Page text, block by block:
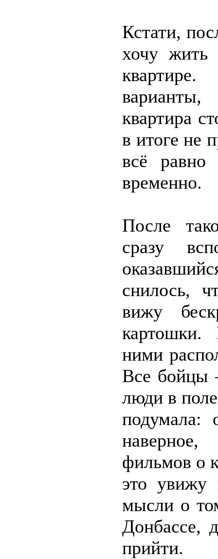
Кстати,
хочу
варианты,
квартира
в итоге не
всё
временно.
После
сразу
снилось,
вижу
ними
Все бойцы
люди в
подумала:
наверное,
фильмов о
это увижу
мысли о
Донбассе,
прийти.